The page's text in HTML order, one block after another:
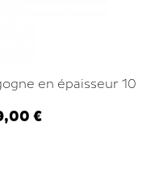
en épaisseur 10
€